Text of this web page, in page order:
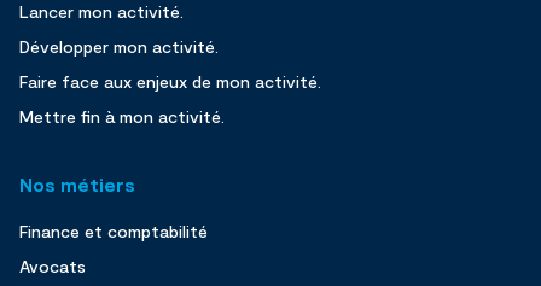
Lancer mon activité.
Développer mon activité.
Faire face aux enjeux de mon activité.
Mettre fin à mon activité.
Nos métiers
Finance et comptabilité
Avocats